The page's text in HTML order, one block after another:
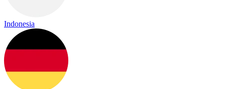
Indonesia